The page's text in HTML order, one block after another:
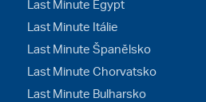
Last Minute Egypt
Last Minute Itálie
Last Minute Španělsko
Last Minute Chorvatsko
Last Minute Bulharsko